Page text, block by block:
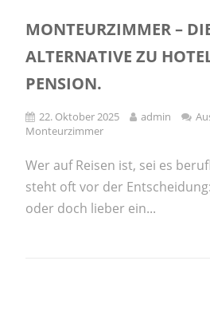
MONTEURZIMMER –
ALTERNATIVE ZU
PENSION.
22. Oktober 2025 admin
Monteurzimmer
Wer auf Reisen ist, sei es
steht oft vor der
oder doch lieber ein...